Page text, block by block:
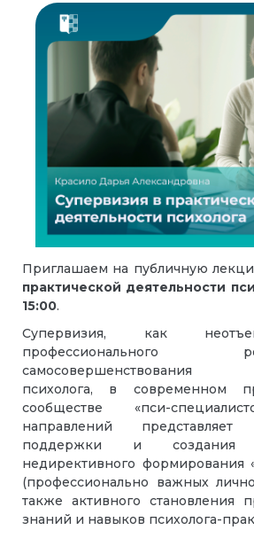
Приглашаем на публичную
практической деятельности
15:00.
Супервизия, как
самосовершенствования
психолога, в современном
сообществе «пси-
направлений
поддержки и создания
недирективного формирования
(профессионально важных
также активного становления
знаний и навыков психолога-